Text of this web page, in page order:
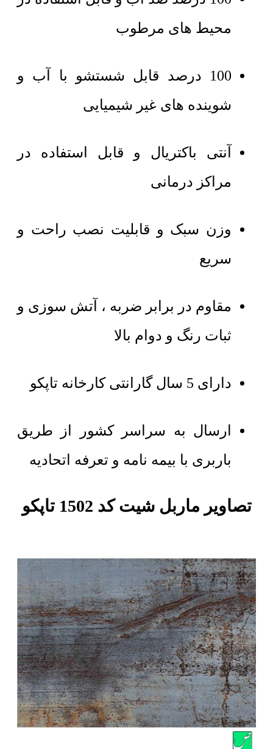
محیط های مرطوب
100 درصد قابل شستشو با آب و
شوینده های غیر شیمیایی
آنتی باکتریال و قابل استفاده در
مراکز درمانی
وزن سبک و قابلیت نصب راحت و
سریع
مقاوم در برابر ضربه ، آتش سوزی و
ثبات رنگ و دوام بالا
دارای 5 سال گارانتی کارخانه تاپکو
ارسال به سراسر کشور از طریق
باربری با بیمه نامه و تعرفه اتحادیه
تصاویر ماربل شیت کد 1502 تاپکو